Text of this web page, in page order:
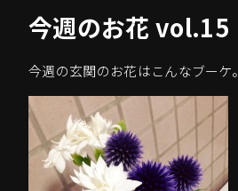
今週のお花 vol.15
今週の玄関のお花はこんなブーケ。